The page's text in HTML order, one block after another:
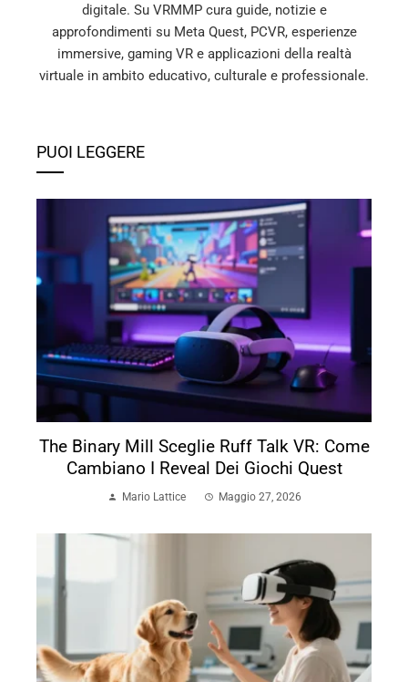
digitale. Su VRMMP cura guide, notizie e
approfondimenti su Meta Quest, PCVR, esperienze
immersive, gaming VR e applicazioni della realtà
virtuale in ambito educativo, culturale e professionale.
PUOI LEGGERE
The Binary Mill Sceglie Ruff Talk VR: Come
Cambiano I Reveal Dei Giochi Quest
Mario Lattice Maggio 27, 2026